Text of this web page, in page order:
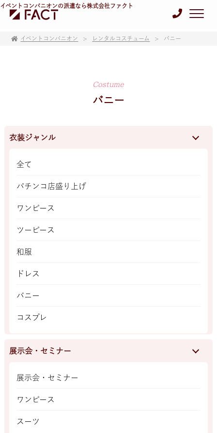
イベントコンパニオンの派遣なら株式会社ファクト
イベントコンパニオン レンタルコスチューム バニー
Costume
バニー
衣装ジャンル
全て
パチンコ店盛り上げ
ワンピース
ツーピース
和服
ドレス
バニー
コスプレ
展示会・セミナー
展示会・セミナー
ワンピース
スーツ